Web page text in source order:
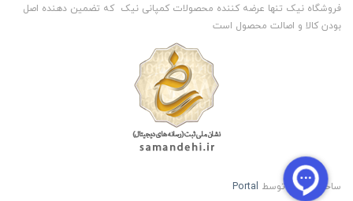
فروشگاه نیک تنها عرضه کننده محصولات کمپانی نیک که تضمین دهنده اصل
بودن کالا و اصالت محصول است
ساخت سایت توسط Portal